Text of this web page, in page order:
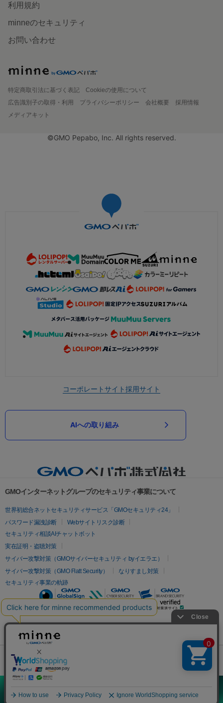
利用規約
minneのセキュリティ
お問い合わせ
特定商取引法に基づく表記
Cookieの使用について
広告識別子の取得・利用
プライバシーポリシー 会社概要
採用情報
メディアキット
©GMO Pepabo, Inc. All rights reserved.
コーポレートサイト採用サイト
AIへの取り組み
GMOインターネットグループのセキュリティ事業について
世界初総合ネットセキュリティサービス「GMOセキュリティ24」
パスワード漏洩診断
Webサイトリスク診断
セキュリティ相談AIチャットボット
実在証明・盗聴対策
サイバー攻撃対策（GMOサイバーセキュリティ byイエラエ）
サイバー攻撃対策（GMO Flatt Security）
なりすまし対策
セキュリティ事業の軌跡
無料診断